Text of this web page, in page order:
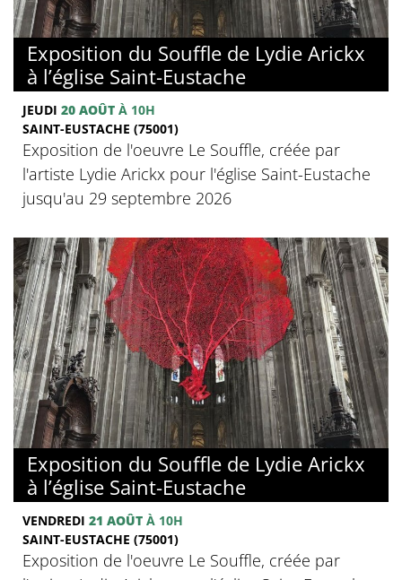
Exposition du Souffle de Lydie Arickx
à l’église Saint-Eustache
JEUDI 20 AOÛT À 10H
SAINT-EUSTACHE (75001)
Exposition de l'oeuvre Le Souffle, créée par
l'artiste Lydie Arickx pour l'église Saint-Eustache
jusqu'au 29 septembre 2026
Exposition du Souffle de Lydie Arickx
à l’église Saint-Eustache
VENDREDI 21 AOÛT À 10H
SAINT-EUSTACHE (75001)
Exposition de l'oeuvre Le Souffle, créée par